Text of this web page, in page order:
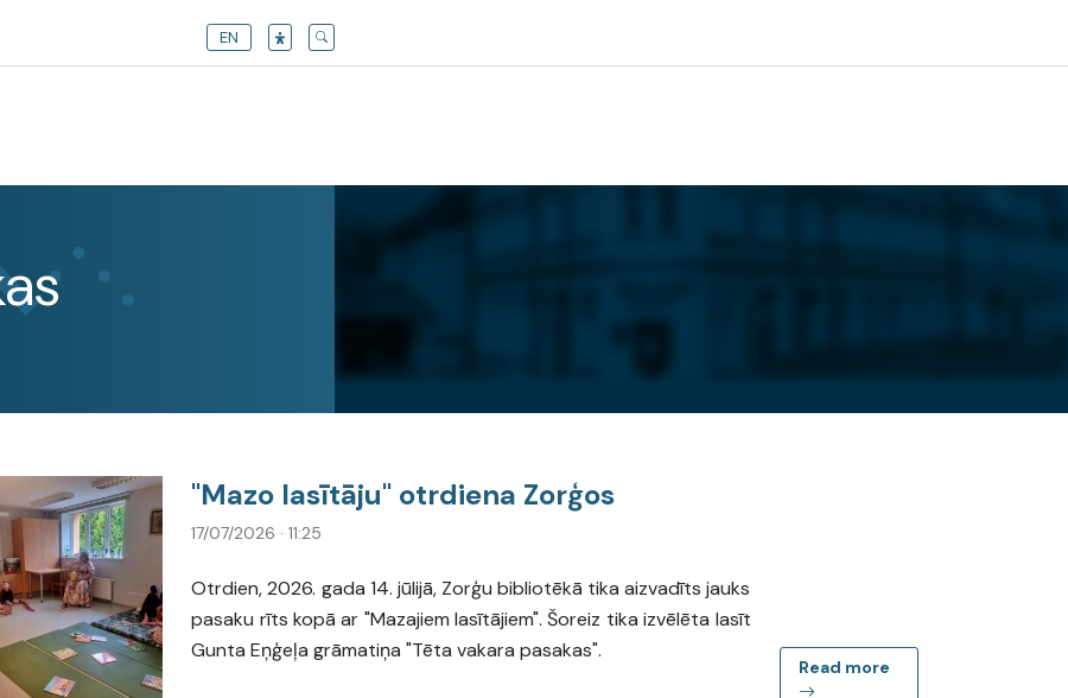
EN
"Mazo lasītāju" otrdiena Zorģos
17/07/2026 · 11:25
Otrdien, 2026. gada 14. jūlijā, Zorģu bibliotēkā tika aizvadīts jauks
pasaku rīts kopā ar "Mazajiem lasītājiem". Šoreiz tika izvēlēta lasīt
Gunta Eņģeļa grāmatiņa "Tēta vakara pasakas".
Read more